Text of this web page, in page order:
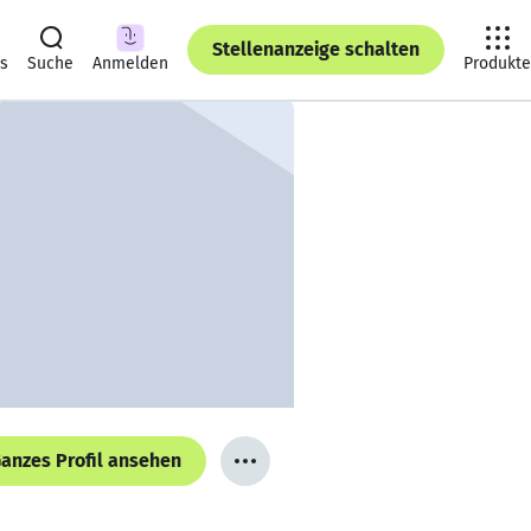
Suche Anmelden
Stellenanzeige schalten
Produkte
Profil ansehen